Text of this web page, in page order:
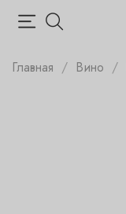
Главная Вино